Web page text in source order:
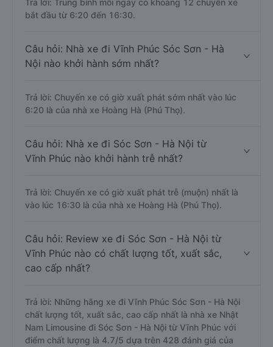
Trả lời: Trung bình mỗi ngày có khoảng 12 chuyến xe
bắt đầu từ 6:20 đến 16:30.
Câu hỏi: Nhà xe đi Vĩnh Phúc Sóc Sơn - Hà
Nội nào khởi hành sớm nhất?
Trả lời: Chuyến xe có giờ xuất phát sớm nhất vào lúc
6:20 là của nhà xe Hoàng Hà (Phú Thọ).
Câu hỏi: Nhà xe đi Sóc Sơn - Hà Nội từ
Vĩnh Phúc nào khởi hành trễ nhất?
Trả lời: Chuyến xe có giờ xuất phát trễ (muộn) nhất là
vào lúc 16:30 là của nhà xe Hoàng Hà (Phú Thọ).
Câu hỏi: Review xe đi Sóc Sơn - Hà Nội từ
Vĩnh Phúc nào có chất lượng tốt, xuất sắc,
cao cấp nhất?
Trả lời: Những hãng xe đi Vĩnh Phúc Sóc Sơn - Hà Nội
chất lượng tốt, xuất sắc, cao cấp nhất là nhà xe Nhật
Nam Limousine đi Sóc Sơn - Hà Nội từ Vĩnh Phúc với
điểm chất lượng là 4.7/5 dựa trên 428 đánh giá của